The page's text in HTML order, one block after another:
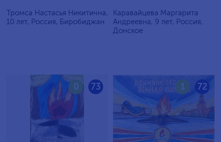
Тромса Настасья Никитична,
10 лет, Россия, Биробиджан
Каравайцева Маргарита
Андреевна, 9 лет, Россия,
Донское
73
0 72
1